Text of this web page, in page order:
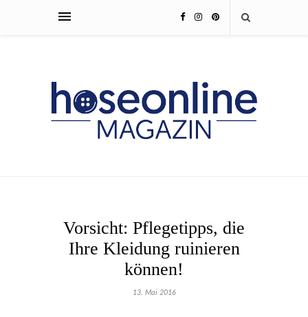
Vorsicht: Pflegetipps, die
Ihre Kleidung ruinieren
können!
13. Mai 2016